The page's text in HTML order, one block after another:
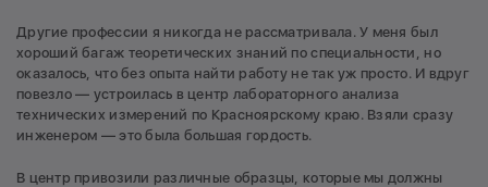
Другие профессии я никогда не рассматривала. У меня был
хороший багаж теоретических знаний по специальности, но
оказалось, что без опыта найти работу не так уж просто. И вдруг
повезло — устроилась в центр лабораторного анализа
технических измерений по Красноярскому краю. Взяли сразу
инженером — это была большая гордость.
В центр привозили различные образцы, которые мы должны